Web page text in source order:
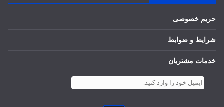
حریم خصوصی
شرایط و ضوابط
خدمات مشتریان